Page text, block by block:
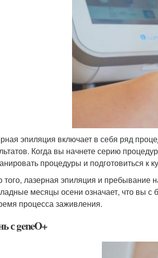
эпиляция включает в себя ряд
Когда вы начнете серию
процедуры и подготовиться к
того, лазерная эпиляция и пребывание
месяцы осени означает, что вы с
процесса заживления.
с geneO+